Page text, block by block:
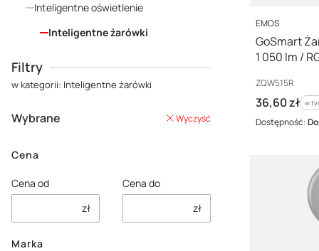
Inteligentne oświetlenie
Inteligentne żarówki
Filtry
w kategorii: Inteligentne żarówki
Wybrane Wyczyść
Cena
Cena od
zł
Cena do
zł
Marka
PRODUCENT
EMOS
GoSmart
1 050 lm /
Kod producenta
ZQW515R
Cena brutto
36,60 zł w
w
Dostępność: